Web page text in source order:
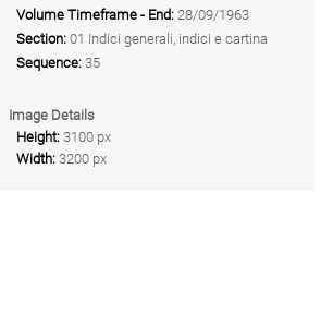
Volume Timeframe - End: 28/09/1963
Section: 01 Indici generali, indici e cartina
Sequence: 35
Image Details
Height: 3100 px
Width: 3200 px